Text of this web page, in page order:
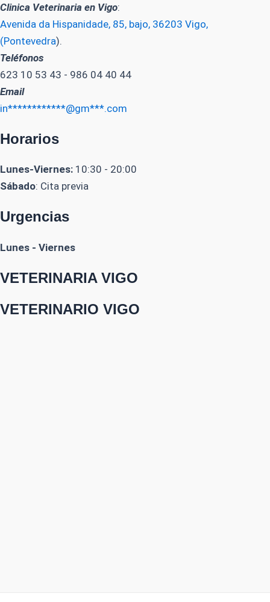
Clinica Veterinaria en Vigo:
Avenida da Hispanidade, 85, bajo, 36203 Vigo,
(Pontevedra).
Teléfonos
623 10 53 43 - 986 04 40 44
Email
in************@gm***.com
Horarios
Lunes-Viernes: 10:30 - 20:00
Sábado: Cita previa
Urgencias
Lunes - Viernes
VETERINARIA VIGO
VETERINARIO VIGO